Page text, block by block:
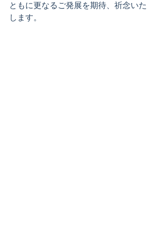
ともに更なるご発展を期待、祈念いた
します。